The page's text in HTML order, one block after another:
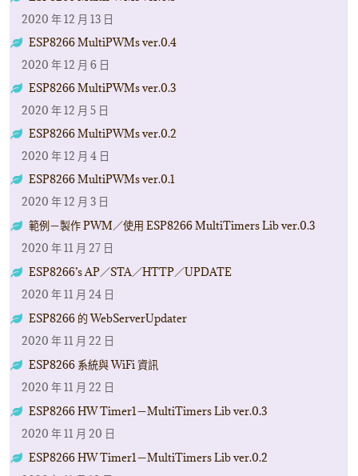
2020 年 12 月 13 日
ESP8266 MultiPWMs ver.0.4
2020 年 12 月 6 日
ESP8266 MultiPWMs ver.0.3
2020 年 12 月 5 日
ESP8266 MultiPWMs ver.0.2
2020 年 12 月 4 日
ESP8266 MultiPWMs ver.0.1
2020 年 12 月 3 日
範例－製作 PWM／使用 ESP8266 MultiTimers Lib ver.0.3
2020 年 11 月 27 日
ESP8266’s AP／STA／HTTP／UPDATE
2020 年 11 月 24 日
ESP8266 的 WebServerUpdater
2020 年 11 月 22 日
ESP8266 系統與 WiFi 資訊
2020 年 11 月 22 日
ESP8266 HW Timer1－MultiTimers Lib ver.0.3
2020 年 11 月 20 日
ESP8266 HW Timer1－MultiTimers Lib ver.0.2